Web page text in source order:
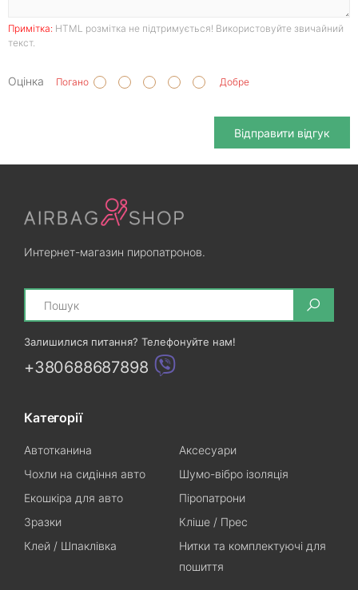
Примітка: HTML розмітка не підтримується! Використовуйте звичайний
текст.
Оцінка Погано Добре
Відправити відгук
Интернет-магазин пиропатронов.
Search
Залишилися питання? Телефонуйте нам!
+380688687898
Категорії
Автотканина
Аксесуари
Чохли на сидіння авто
Шумо-вібро ізоляція
Екошкіра для авто
Піропатрони
Зразки
Кліше / Прес
Клей / Шпаклівка
Нитки та комплектуючі для
пошиття